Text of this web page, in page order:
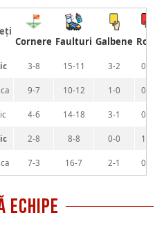
Cornere Faulturi Galbene Rosii
3-8 15-11 3-2 0-0
9-7 10-12 1-0 0-0
4-6 14-18 3-1 0-0
2-8 8-8 0-0 1-0
7-3 16-7 2-1 0-0
ECHIPE